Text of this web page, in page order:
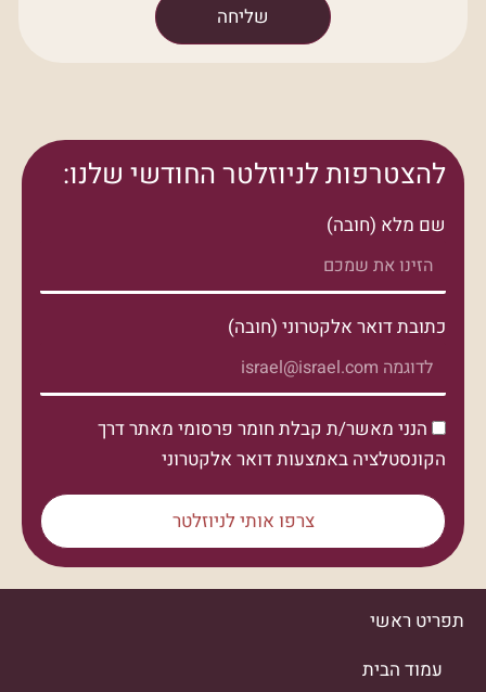
שליחה
להצטרפות לניוזלטר החודשי שלנו:
שם מלא (חובה)
כתובת דואר אלקטרוני (חובה)
הנני מאשר/ת קבלת חומר פרסומי מאתר דרך
הקונסטלציה באמצעות דואר אלקטרוני
צרפו אותי לניוזלטר
תפריט ראשי
עמוד הבית